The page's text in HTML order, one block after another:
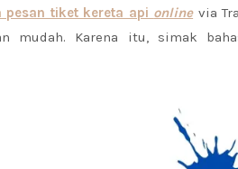
pesan tiket kereta api onlinevia
mudah. Karena itu, simak